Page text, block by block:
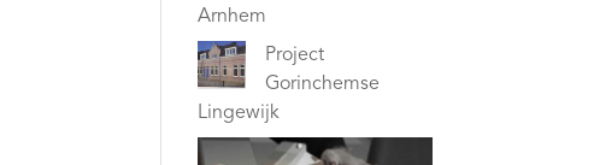
Arnhem
Project
Gorinchemse
Lingewijk